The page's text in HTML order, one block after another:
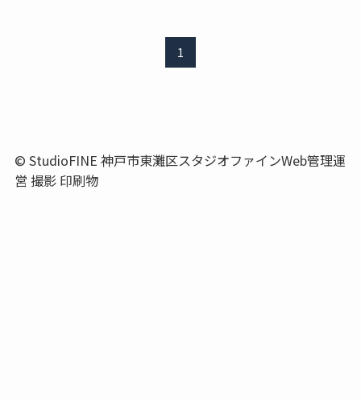
1
© StudioFINE 神戸市東灘区スタジオファインWeb管理運
営 撮影 印刷物